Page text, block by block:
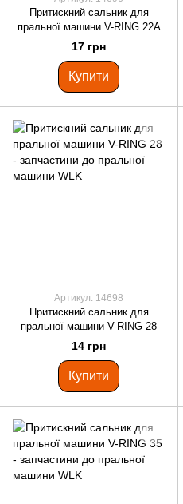
Притискний сальник для
пральної машини V-RING 22A
17 грн
Купити
Артикул: 14698
Притискний сальник для
пральної машини V-RING 28
14 грн
Купити